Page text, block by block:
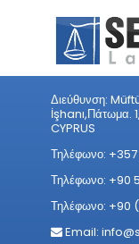
Αρχική /
Επικοινωνία
Διεύθυνση:
İşhanı,Πάτωμα.
CYPRUS
Τηλέφωνο:
Τηλέφωνο: +90
Τηλέφωνο: +90
Email: